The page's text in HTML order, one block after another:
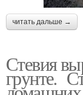
читать дальше →
Стевия
грунте.